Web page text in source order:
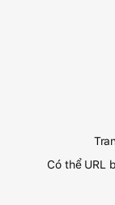
Có thể URL